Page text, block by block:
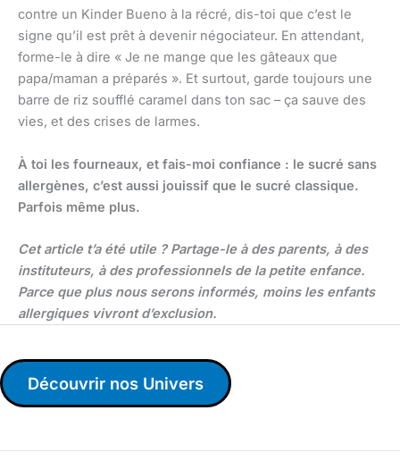
contre un Kinder Bueno à la récré, dis-toi que c’est le
signe qu’il est prêt à devenir négociateur. En attendant,
forme-le à dire « Je ne mange que les gâteaux que
papa/maman a préparés ». Et surtout, garde toujours une
barre de riz soufflé caramel dans ton sac – ça sauve des
vies, et des crises de larmes.
À toi les fourneaux, et fais-moi confiance : le sucré sans
allergènes, c’est aussi jouissif que le sucré classique.
Parfois même plus.
Cet article t’a été utile ? Partage-le à des parents, à des
instituteurs, à des professionnels de la petite enfance.
Parce que plus nous serons informés, moins les enfants
allergiques vivront d’exclusion.
Découvrir nos Univers